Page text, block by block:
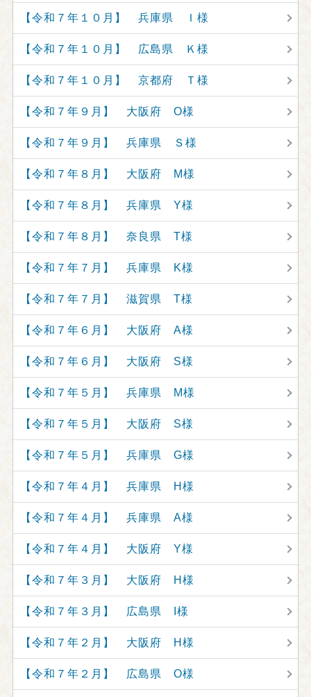
【令和７年１０月】 兵庫県 Ｉ様
【令和７年１０月】 広島県 Ｋ様
【令和７年１０月】 京都府 Ｔ様
【令和７年９月】 大阪府 O様
【令和７年９月】 兵庫県 Ｓ様
【令和７年８月】 大阪府 M様
【令和７年８月】 兵庫県 Y様
【令和７年８月】 奈良県 T様
【令和７年７月】 兵庫県 K様
【令和７年７月】 滋賀県 T様
【令和７年６月】 大阪府 A様
【令和７年６月】 大阪府 S様
【令和７年５月】 兵庫県 M様
【令和７年５月】 大阪府 S様
【令和７年５月】 兵庫県 G様
【令和７年４月】 兵庫県 H様
【令和７年４月】 兵庫県 A様
【令和７年４月】 大阪府 Y様
【令和７年３月】 大阪府 H様
【令和７年３月】 広島県 I様
【令和７年２月】 大阪府 H様
【令和７年２月】 広島県 O様